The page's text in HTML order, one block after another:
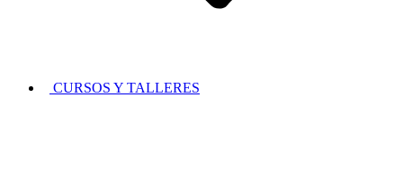
CURSOS Y TALLERES